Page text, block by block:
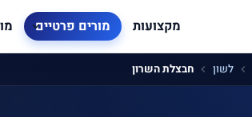
מקצועות מורים פרטיים
לשון חבצלת השרון